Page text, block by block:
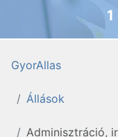
GyorAllas
Állások
Adminisztráció,